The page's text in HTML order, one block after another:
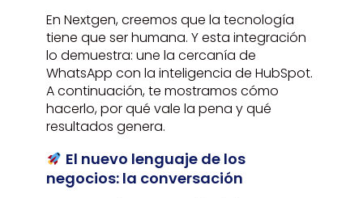
En Nextgen, creemos que la tecnología
tiene que ser humana. Y esta integración
lo demuestra: une la cercanía de
WhatsApp con la inteligencia de HubSpot.
A continuación, te mostramos cómo
hacerlo, por qué vale la pena y qué
resultados genera.
El nuevo lenguaje de los
negocios: la conversación